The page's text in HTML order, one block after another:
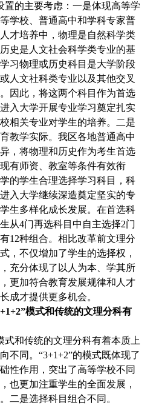
置的主要考虑：一是体现高等学
学校、普通高中和学科专家普
才培养中，物理是自然科学类
史是人文社会科学类专业的基
习物理或历史科目是大学阶段
人文社科类专业以及其他交叉
因此，将这两个科目作为首选
入大学开展专业学习奠定扎实
相关专业对学生的培养。二是
教学实际。我区各地普通高中
，将物理和历史作为考生首选
有师资、教室等条件有效衔
的学生合理选择学习科目，科
入大学继续深造奠定坚实的专
生多样化成长发展。在首选科
从4门再选科目中自主选择2门
12种组合。相比改革前文理分
，不仅增加了学生的选择权，
充分体现了以人为本、学其所
更加符合教育发展规律和人才
成才提供更多机会。
模式和传统的文理分科有
式和传统的文理分科有着本质上
不同。“3+1+2”的模式既体现了
性作用，突出了高等学校不同
也更加注重学生的全面发展，
二是选择科目组合不同。